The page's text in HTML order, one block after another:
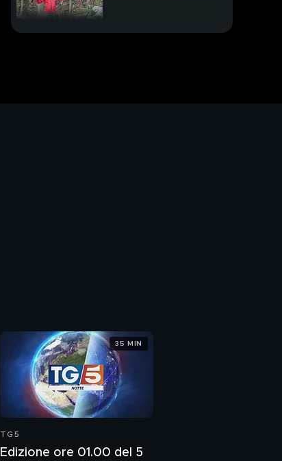
Spari nel metrò,
terrore a New York
TG5
Edizione ore 01.00 del 5
35 MIN